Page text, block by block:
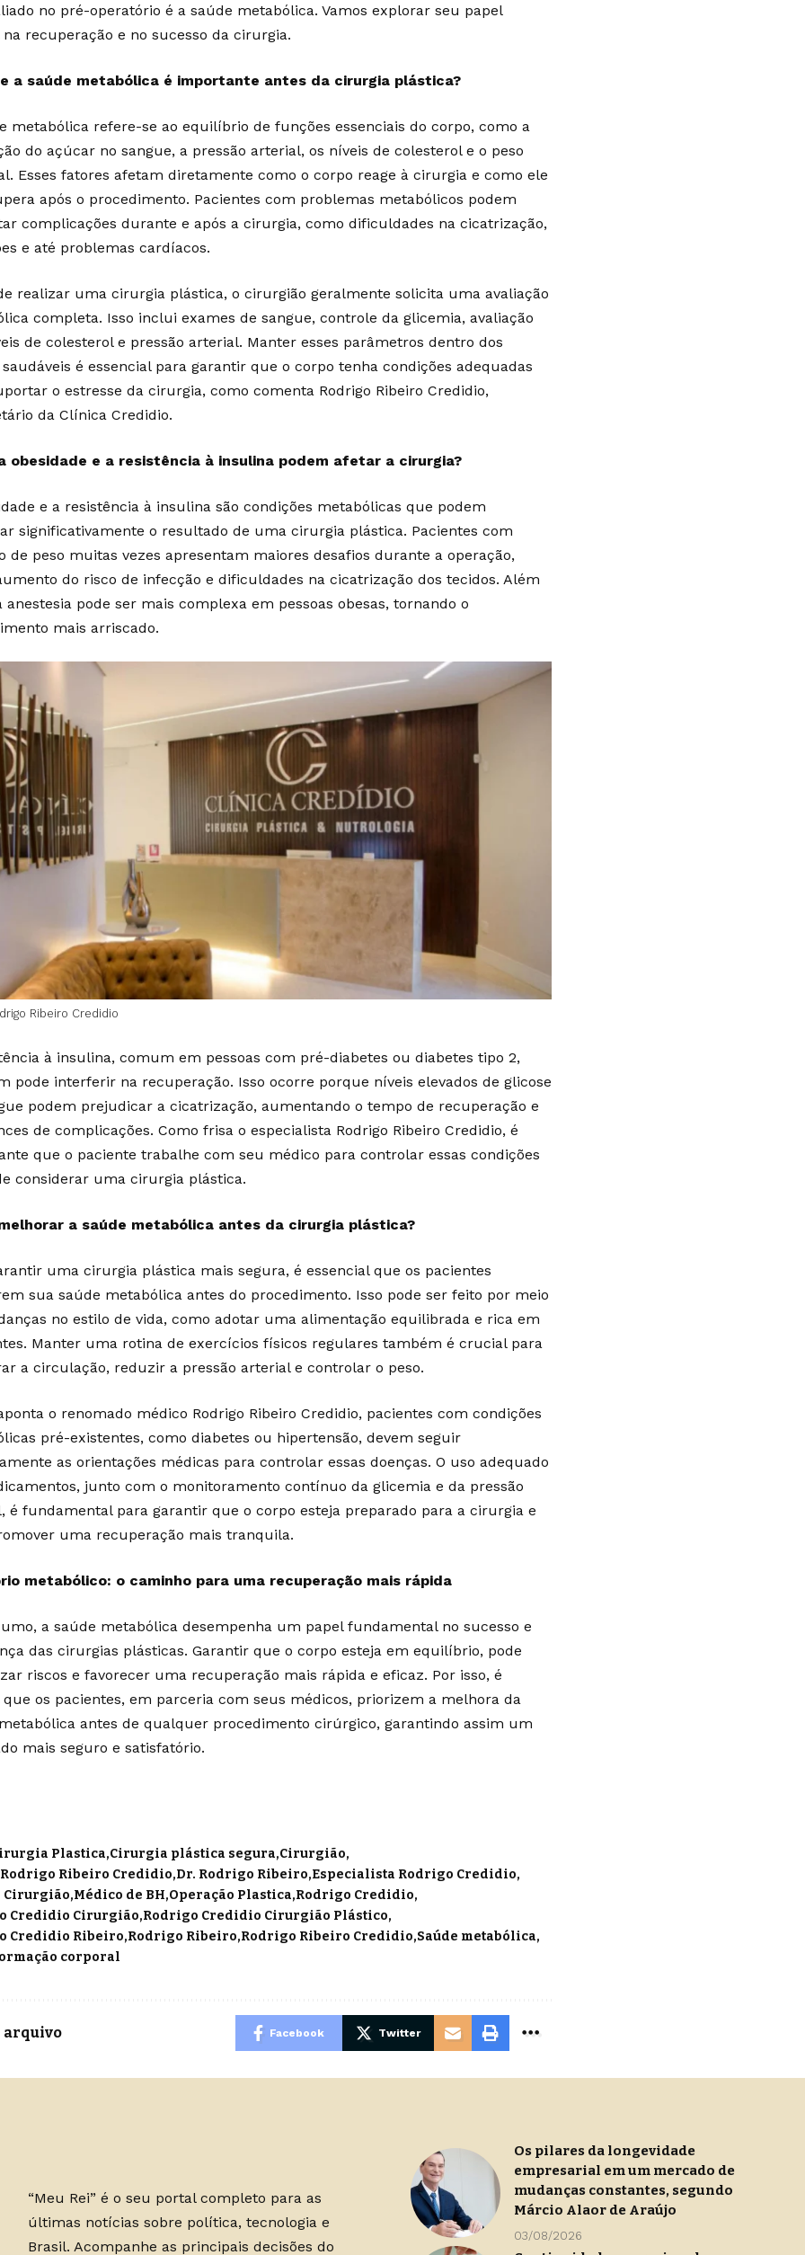
no pré-operatório é a saúde metabólica. Vamos explorar seu papel
recuperação e no sucesso da cirurgia.
a saúde metabólica é importante antes da cirurgia plástica?
metabólica refere-se ao equilíbrio de funções essenciais do corpo, como a
do açúcar no sangue, a pressão arterial, os níveis de colesterol e o peso
Esses fatores afetam diretamente como o corpo reage à cirurgia e como ele
após o procedimento. Pacientes com problemas metabólicos podem
complicações durante e após a cirurgia, como dificuldades na cicatrização,
e até problemas cardíacos.
realizar uma cirurgia plástica, o cirurgião geralmente solicita uma avaliação
completa. Isso inclui exames de sangue, controle da glicemia, avaliação
de colesterol e pressão arterial. Manter esses parâmetros dentro dos
é essencial para garantir que o corpo tenha condições adequadas
o estresse da cirurgia, como comenta Rodrigo Ribeiro Credidio,
da Clínica Credidio.
obesidade e a resistência à insulina podem afetar a cirurgia?
e a resistência à insulina são condições metabólicas que podem
significativamente o resultado de uma cirurgia plástica. Pacientes com
de peso muitas vezes apresentam maiores desafios durante a operação,
do risco de infecção e dificuldades na cicatrização dos tecidos. Além
anestesia pode ser mais complexa em pessoas obesas, tornando o
mais arriscado.
Ribeiro Credidio
à insulina, comum em pessoas com pré-diabetes ou diabetes tipo 2,
pode interferir na recuperação. Isso ocorre porque níveis elevados de glicose
podem prejudicar a cicatrização, aumentando o tempo de recuperação e
de complicações. Como frisa o especialista Rodrigo Ribeiro Credidio, é
que o paciente trabalhe com seu médico para controlar essas condições
considerar uma cirurgia plástica.
a saúde metabólica antes da cirurgia plástica?
uma cirurgia plástica mais segura, é essencial que os pacientes
sua saúde metabólica antes do procedimento. Isso pode ser feito por meio
no estilo de vida, como adotar uma alimentação equilibrada e rica em
Manter uma rotina de exercícios físicos regulares também é crucial para
a circulação, reduzir a pressão arterial e controlar o peso.
o renomado médico Rodrigo Ribeiro Credidio, pacientes com condições
pré-existentes, como diabetes ou hipertensão, devem seguir
as orientações médicas para controlar essas doenças. O uso adequado
junto com o monitoramento contínuo da glicemia e da pressão
é fundamental para garantir que o corpo esteja preparado para a cirurgia e
uma recuperação mais tranquila.
metabólico: o caminho para uma recuperação mais rápida
a saúde metabólica desempenha um papel fundamental no sucesso e
das cirurgias plásticas. Garantir que o corpo esteja em equilíbrio, pode
riscos e favorecer uma recuperação mais rápida e eficaz. Por isso, é
os pacientes, em parceria com seus médicos, priorizem a melhora da
antes de qualquer procedimento cirúrgico, garantindo assim um
mais seguro e satisfatório.
Plastica Cirurgia plástica segura Cirurgião
Ribeiro Credidio Dr. Rodrigo Ribeiro Especialista Rodrigo Credidio
Cirurgião Médico de BH Operação Plastica Rodrigo Credidio
Credidio Cirurgião Rodrigo Credidio Cirurgião Plástico
Credidio Ribeiro Rodrigo Ribeiro Rodrigo Ribeiro Credidio Saúde metabólica
corporal
arquivo Facebook Twitter
“Meu Rei” é o seu portal completo para as
últimas notícias sobre política, tecnologia e
Brasil. Acompanhe as principais decisões do
Os pilares da longevidade
empresarial em um mercado de
mudanças constantes, segundo
Márcio Alaor de Araújo
03/08/2026